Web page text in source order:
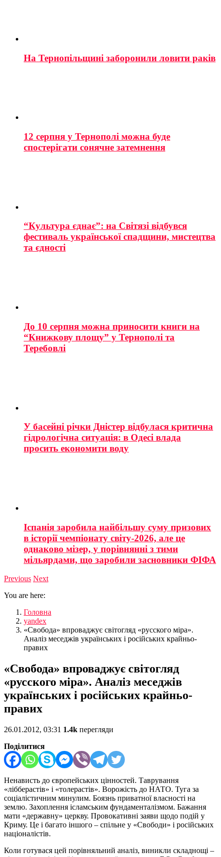
На Тернопільщині заборонили ловити раків
12 серпня у Тернополі можна буде
спостерігати сонячне затемнення
“Культура єднає”: на Світязі відбувся
фестиваль української спадщини, мистецтва
та єдності
До 10 серпня можна приносити книги на
“Книжкову площу” у Тернополі та
Теребовлі
У басейні річки Дністер відбулася критична
гідрологічна ситуація: в Одесі влада
просить економити воду
Іспанія заробила найбільшу суму призових
в історії чемпіонату світу-2026, але це
однаково мізер, у порівнянні з тими
мільярдами, що заробили засновники ФІФА
Previous Next
You are here:
Головна
yandex
«Свобода» впроваджує світогляд «русского міра».
Аналіз меседжів українських і російських крайньо-
правих
«Свобода» впроваджує світогляд
«русского міра». Аналіз меседжів
українських і російських крайньо-
правих
26.01.2012, 03:31 1.4k перегляди
Поділитися
Ненависть до європейських цінностей. Таврування
«лібберастів» і «толерастів». Ворожість до НАТО. Туга за
соціалістичним минулим. Боязнь приватної власності на
землю. Захоплення ісламським фундаменталізмом. Бажання
мати «державну» церкву. Провокативні заяви щодо подій у
Криму. Це і багато іншого – спільне у «Свободи» і російських
націоналістів.
Коли готувася цей порівняльний аналіз, виникли складнощі –